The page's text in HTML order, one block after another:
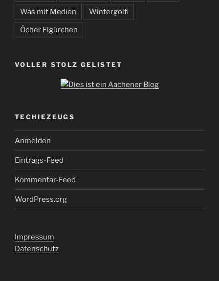
Was mit Medien Wintergolfi
Öcher Figürchen
VOLLER STOLZ GELISTET
TECHIEZEUGS
Anmelden
Eintrags-Feed
Kommentar-Feed
WordPress.org
Impressum
Datenschutz